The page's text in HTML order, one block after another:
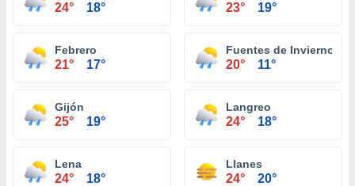
24° 18° 23° 19°
Febrero
21° 17°
Fuentes de Invierno
20° 11°
Gijón
25° 19°
Langreo
24° 18°
Lena
24° 18°
Llanes
24° 20°